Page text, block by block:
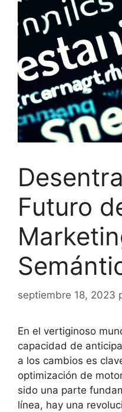
Futuro
septiembre 18, 2023
En el vertiginoso
capacidad de
a los cambios es
optimización de
sido una parte
línea, hay una